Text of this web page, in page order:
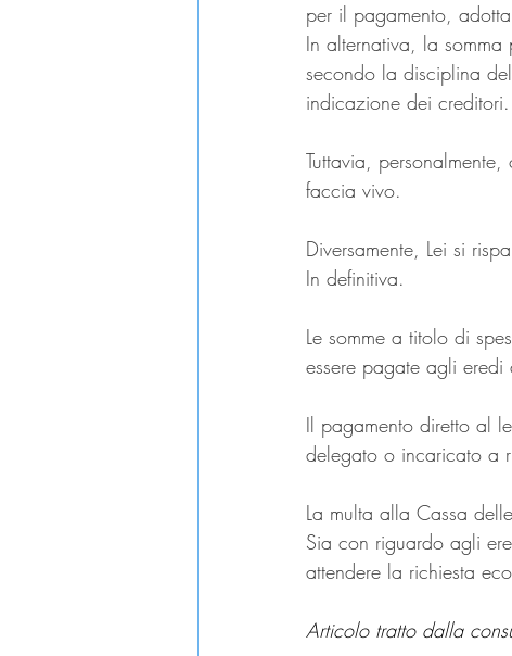
per il pagamento,
In alternativa, la
secondo la disciplina
indicazione dei creditori.
Tuttavia,
faccia vivo.
Diversamente, Lei si
In definitiva.
Le somme a titolo di
essere pagate agli
Il pagamento diretto al
delegato o incaricato a
La multa alla Cassa
Sia con riguardo agli
attendere la richiesta
Articolo tratto dalla